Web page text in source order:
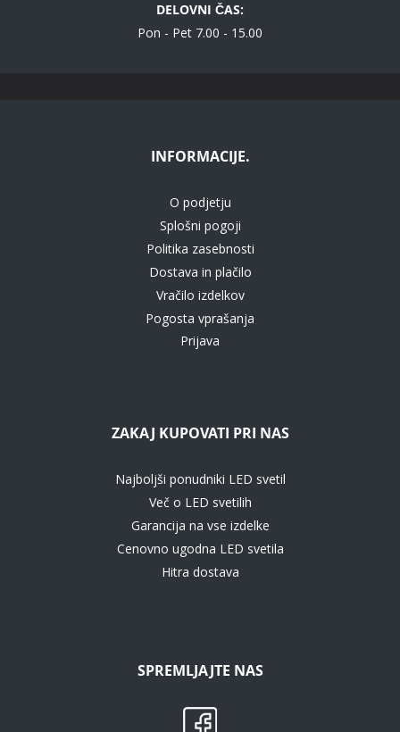
DELOVNI ČAS:
Pon - Pet 7.00 - 15.00
INFORMACIJE.
O podjetju
Splošni pogoji
Politika zasebnosti
Dostava in plačilo
Vračilo izdelkov
Pogosta vprašanja
Prijava
ZAKAJ KUPOVATI PRI NAS
Najboljši ponudniki LED svetil
Več o LED svetilih
Garancija na vse izdelke
Cenovno ugodna LED svetila
Hitra dostava
SPREMLJAJTE NAS